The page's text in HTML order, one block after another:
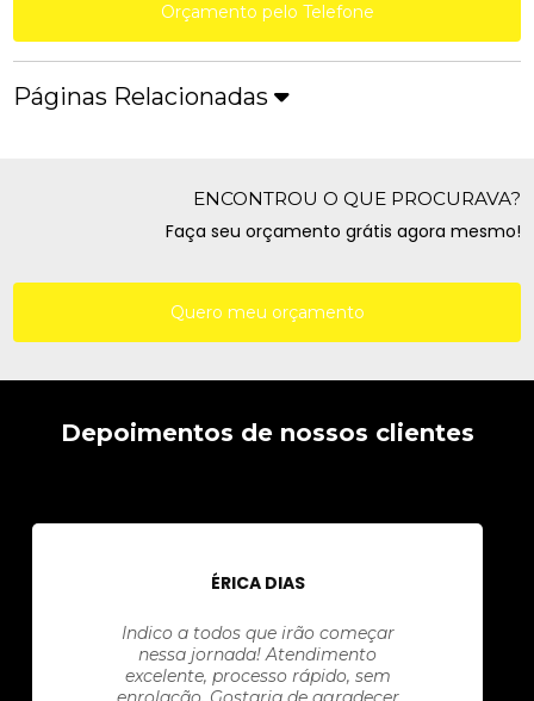
Orçamento pelo Telefone
Páginas Relacionadas
ENCONTROU O QUE PROCURAVA?
Faça seu orçamento grátis agora mesmo!
Quero meu orçamento
Depoimentos de nossos clientes
ÉRICA DIAS
Indico a todos que irão começar
nessa jornada! Atendimento
excelente, processo rápido, sem